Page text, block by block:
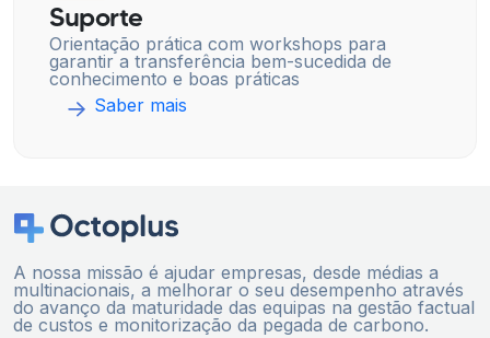
Suporte
Orientação prática com workshops para
garantir a transferência bem-sucedida de
conhecimento e boas práticas
Saber mais
A nossa missão é ajudar empresas, desde médias a
multinacionais, a melhorar o seu desempenho através
do avanço da maturidade das equipas na gestão factual
de custos e monitorização da pegada de carbono.